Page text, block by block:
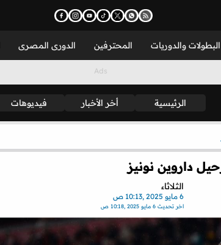
البطولات والدوريات المحترفين الدورى المصرى
الرئيسية أخر الأخبار فيديوهات
الثلاثاء
6 مايو 2025 ,10:13 ص
اخر تحديث 6 مايو 2025 ,10:18 ص